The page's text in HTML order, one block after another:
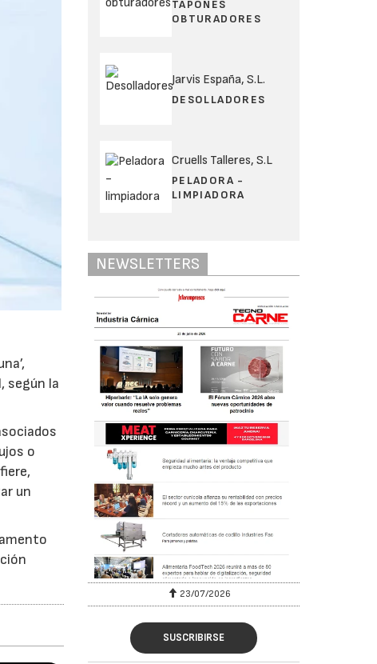
según la
o
un
TAPONES
OBTURADORES
Jarvis España, S.L.
DESOLLADORES
Cruells Talleres, S.L
PELADORA -
LIMPIADORA
NEWSLETTERS
23/07/2026
SUSCRIBIRSE